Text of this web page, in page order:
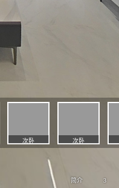
3
简介
次卧 次卧